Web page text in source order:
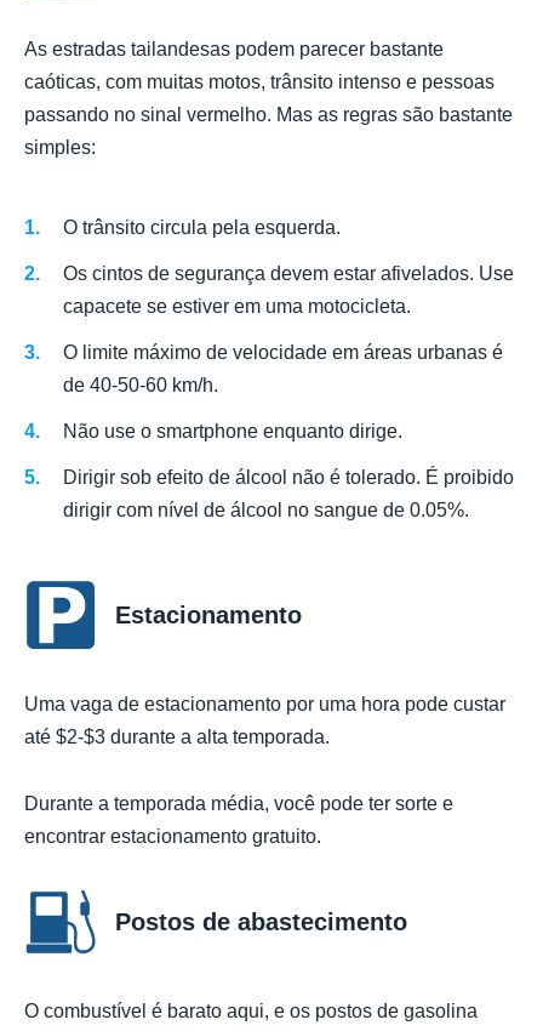
As estradas tailandesas podem parecer bastante
caóticas, com muitas motos, trânsito intenso e pessoas
passando no sinal vermelho. Mas as regras são bastante
simples:
O trânsito circula pela esquerda.
Os cintos de segurança devem estar afivelados. Use
capacete se estiver em uma motocicleta.
O limite máximo de velocidade em áreas urbanas é
de 40-50-60 km/h.
Não use o smartphone enquanto dirige.
Dirigir sob efeito de álcool não é tolerado. É proibido
dirigir com nível de álcool no sangue de 0.05%.
Estacionamento
Uma vaga de estacionamento por uma hora pode custar
até $2-$3 durante a alta temporada.
Durante a temporada média, você pode ter sorte e
encontrar estacionamento gratuito.
Postos de abastecimento
O combustível é barato aqui, e os postos de gasolina